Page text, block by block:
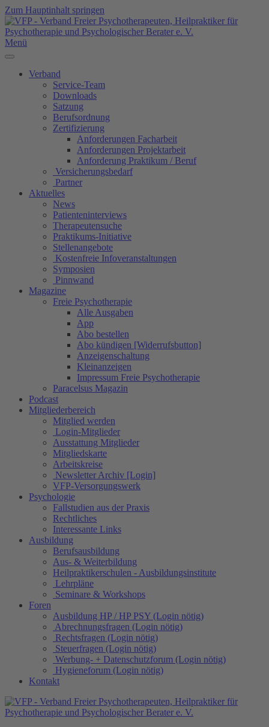
Zum Hauptinhalt springen
Menü
Verband
Service-Team
Downloads
Satzung
Berufsordnung
Zertifizierung
Anforderungen Facharbeit
Anforderungen Projektarbeit
Anforderung Praktikum / Beruf
Versicherungsbedarf
Partner
Aktuelles
News
Patienteninterviews
Therapeutensuche
Praktikums-Initiative
Stellenangebote
Kostenfreie Infoveranstaltungen
Symposien
Pinnwand
Magazine
Freie Psychotherapie
Alle Ausgaben
App
Abo bestellen
Abo kündigen [Widerrufsbutton]
Anzeigenschaltung
Kleinanzeigen
Impressum Freie Psychotherapie
Paracelsus Magazin
Podcast
Mitgliederbereich
Mitglied werden
Login-Mitglieder
Ausstattung Mitglieder
Mitgliedskarte
Arbeitskreise
Newsletter Archiv [Login]
VFP-Versorgungswerk
Psychologie
Fallstudien aus der Praxis
Rechtliches
Interessante Links
Ausbildung
Berufsausbildung
Aus- & Weiterbildung
Heilpraktikerschulen - Ausbildungsinstitute
Lehrpläne
Seminare & Workshops
Foren
Ausbildung HP / HP PSY (Login nötig)
Abrechnungsfragen (Login nötig)
Rechtsfragen (Login nötig)
Steuerfragen (Login nötig)
Werbung- + Datenschutzforum (Login nötig)
Hygieneforum (Login nötig)
Kontakt